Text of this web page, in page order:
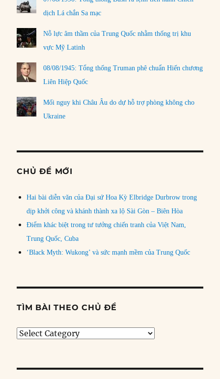
dịch Lá chắn Sa mạc
Nỗ lực âm thầm của Trung Quốc nhằm thống trị khu
vực Mỹ Latinh
08/08/1945: Tổng thống Truman phê chuẩn Hiến chương
Liên Hiệp Quốc
Mối nguy khi Châu Âu do dự hỗ trợ phòng không cho
Ukraine
CHỦ ĐỀ MỚI
Hai bài diễn văn của Đại sứ Hoa Kỳ Elbridge Durbrow trong
dịp khởi công và khánh thành xa lộ Sài Gòn – Biên Hòa
Điểm khác biệt trong tư tưởng chiến tranh của Việt Nam,
Trung Quốc, Cuba
‘Black Myth: Wukong’ và sức mạnh mềm của Trung Quốc
TÌM BÀI THEO CHỦ ĐỀ
Tìm